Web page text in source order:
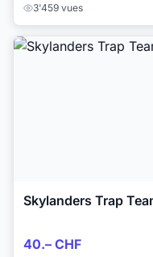
3'459 vues
Skylanders Trap
40.– CHF